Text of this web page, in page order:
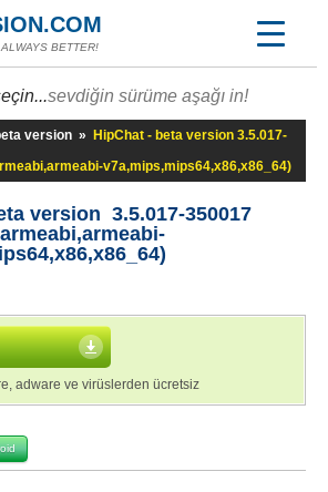
BETTER!
sevdiğin sürüme aşağı in!
version »
HipChat - beta version 3.5.017-
v7a,mips,mips64,x86,x86_64)
version 3.5.017-350017
adware ve virüslerden ücretsiz